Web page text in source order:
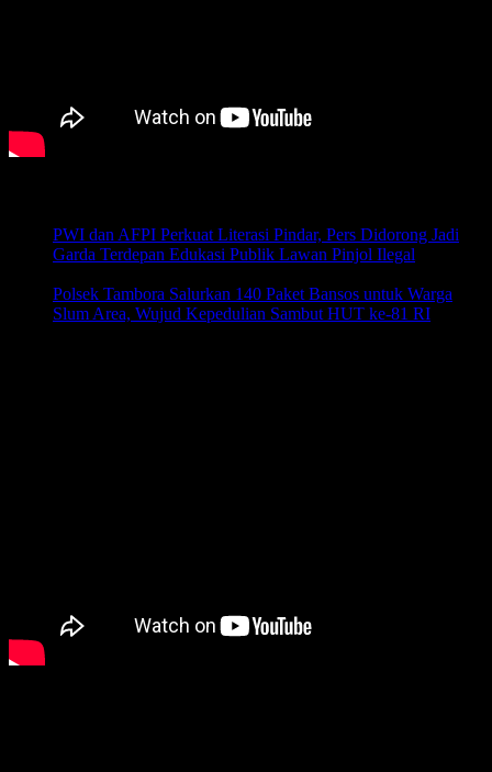
PWI dan AFPI Perkuat Literasi Pindar, Pers Didorong Jadi
Garda Terdepan Edukasi Publik Lawan Pinjol Ilegal
Polsek Tambora Salurkan 140 Paket Bansos untuk Warga
Slum Area, Wujud Kepedulian Sambut HUT ke-81 RI